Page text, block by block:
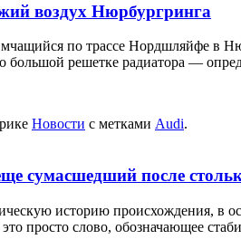
воздух Нюрбургринга
по трассе Нордшляйфе в
решетке радиатора —
Новости с метками Audi.
сумасшедший после
историю происхождения, в
просто слово, обозначающее